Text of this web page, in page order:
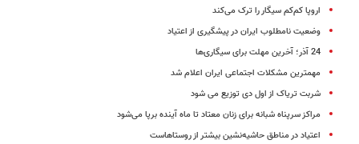
اروپا کم‌کم سیگار را ترک می‌کند
وضعیت نامطلوب ایران در پیشگیری از اعتیاد
24 آذر؛ آخرین مهلت برای سیگاری‌ها
مهمترین مشکلات اجتماعی ایران اعلام شد
شربت تریاک از اول دی توزیع می شود
مراکز سرپناه شبانه برای زنان معتاد تا ماه آینده برپا می‌شود
اعتیاد در مناطق حاشیه‌نشین بیشتر از روستاهاست